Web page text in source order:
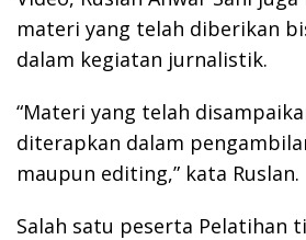
materi yang telah diberikan
dalam kegiatan jurnalistik.
“Materi yang telah
diterapkan dalam
maupun editing,” kata Ruslan.
Salah satu peserta Pelatihan